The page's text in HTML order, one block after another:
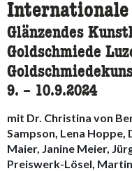
Internationale
Glänzendes
Goldschmiede
9. – 10.9.2024
mit Dr. Christina von
Sampson, Lena Hoppe,
Maier, Janine Meier,
Preiswerk-Lösel,